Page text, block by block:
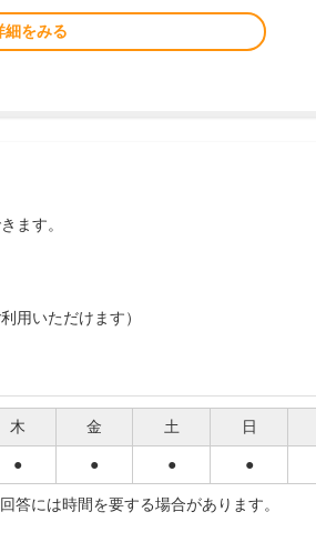
細をみる
ます。
用いただけます）
木 金 土 日
● ● ● ●
には時間を要する場合があります。